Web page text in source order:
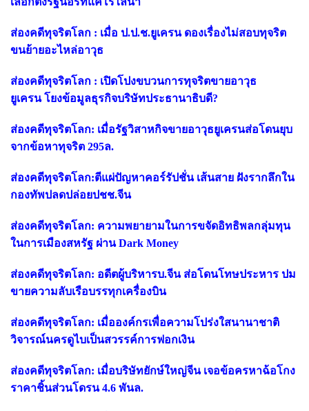
ส่องคดีทุจริตโลก : เมื่อ ป.ป.ช.ยูเครน ดองเรื่องไม่สอบทุจริต
ขนย้ายอะไหล่อาวุธ
ส่องคดีทุจริตโลก : เปิดโปงขบวนการทุจริตขายอาวุธ
ยูเครน โยงข้อมูลธุรกิจบริษัทประธานาธิบดี?
ส่องคดีทุจริตโลก: เมื่อรัฐวิสาหกิจขายอาวุธยูเครนส่อโดนยุบ
จากข้อหาทุจริต 295ล.
ส่องคดีทุจริตโลก:ตีแผ่ปัญหาคอร์รัปชั่น เส้นสาย ฝังรากลึกใน
กองทัพปลดปล่อยปชช.จีน
ส่องคดีทุจริตโลก: ความพยายามในการขจัดอิทธิพลกลุ่มทุน
ในการเมืองสหรัฐ ผ่าน Dark Money
ส่องคดีทุจริตโลก: อดีตผู้บริหารบ.จีน ส่อโดนโทษประหาร ปม
ขายความลับเรือบรรทุกเครื่องบิน
ส่องคดีทุจริตโลก: เมื่อองค์กรเพื่อความโปร่งใสนานาชาติ
วิจารณ์นครดูไบเป็นสวรรค์การฟอกเงิน
ส่องคดีทุจริตโลก: เมื่อบริษัทยักษ์ใหญ่จีน เจอข้อครหาฉ้อโกง
ราคาชิ้นส่วนโดรน 4.6 พันล.